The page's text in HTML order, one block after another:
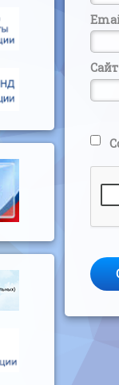
Сайт